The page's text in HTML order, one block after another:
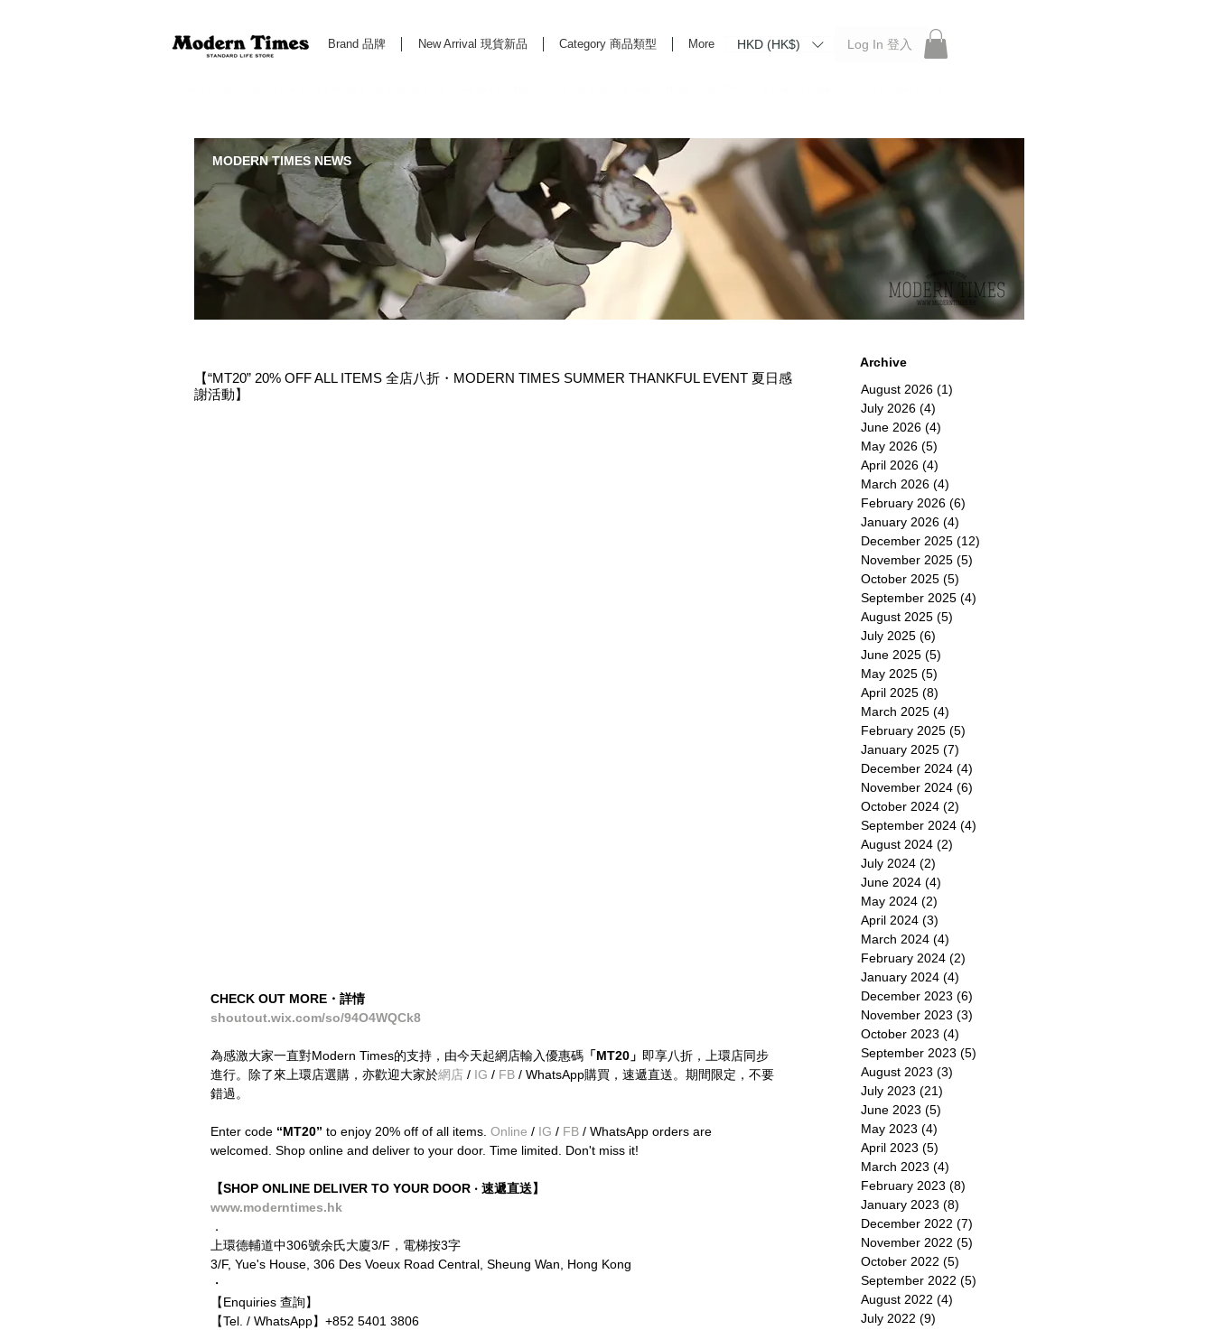
Brand 品牌 New Arrival 現貨新品 Category 商品類型 More HKD (HK$) Log In 登入
MODERN TIMES NEWS
【“MT20” 20% OFF ALL ITEMS 全店八折・MODERN TIMES SUMMER THANKFUL EVENT 夏日感
謝活動】
CHECK OUT MORE・詳情
shoutout.wix.com/so/94O4WQCk8
為感激大家一直對Modern Times的支持，由今天起網店輸入優惠碼 「MT20」 即享八折，上環店同步
進行。除了來上環店選購，亦歡迎大家於網店 / IG / FB / WhatsApp購買，速遞直送。期間限定，不要
錯過。
Enter code “MT20” to enjoy 20% off of all items. Online / IG / FB / WhatsApp orders are
welcomed. Shop online and deliver to your door. Time limited. Don't miss it!
【SHOP ONLINE DELIVER TO YOUR DOOR ‧ 速遞直送】
www.moderntimes.hk
．
上環德輔道中306號余氏大廈3/F，電梯按3字
3/F, Yue's House, 306 Des Voeux Road Central, Sheung Wan, Hong Kong
・
【Enquiries 查詢】
【Tel. / WhatsApp】+852 5401 3806
Archive
August 2026 (1)
July 2026 (4)
June 2026 (4)
May 2026 (5)
April 2026 (4)
March 2026 (4)
February 2026 (6)
January 2026 (4)
December 2025 (12)
November 2025 (5)
October 2025 (5)
September 2025 (4)
August 2025 (5)
July 2025 (6)
June 2025 (5)
May 2025 (5)
April 2025 (8)
March 2025 (4)
February 2025 (5)
January 2025 (7)
December 2024 (4)
November 2024 (6)
October 2024 (2)
September 2024 (4)
August 2024 (2)
July 2024 (2)
June 2024 (4)
May 2024 (2)
April 2024 (3)
March 2024 (4)
February 2024 (2)
January 2024 (4)
December 2023 (6)
November 2023 (3)
October 2023 (4)
September 2023 (5)
August 2023 (3)
July 2023 (21)
June 2023 (5)
May 2023 (4)
April 2023 (5)
March 2023 (4)
February 2023 (8)
January 2023 (8)
December 2022 (7)
November 2022 (5)
October 2022 (5)
September 2022 (5)
August 2022 (4)
July 2022 (9)